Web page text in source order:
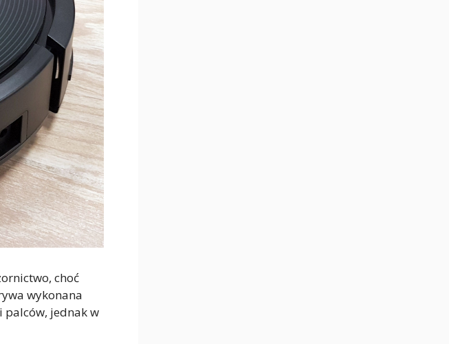
choć
wykonana
palców, jednak w